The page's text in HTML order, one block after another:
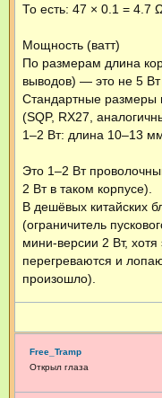
То есть: 47 × 0.1 = 4.7
Мощность (ватт)
По размерам длина
выводов) — это не 5
Стандартные размеры
(SQP, RX27,
1–2 Вт: длина 10–13
Это 1–2 Вт
2 Вт в таком корпусе).
В дешёвых китайских
(ограничитель
мини-версии 2 Вт,
перегреваются и
произошло).
Free_Tramp
Открыл глаза